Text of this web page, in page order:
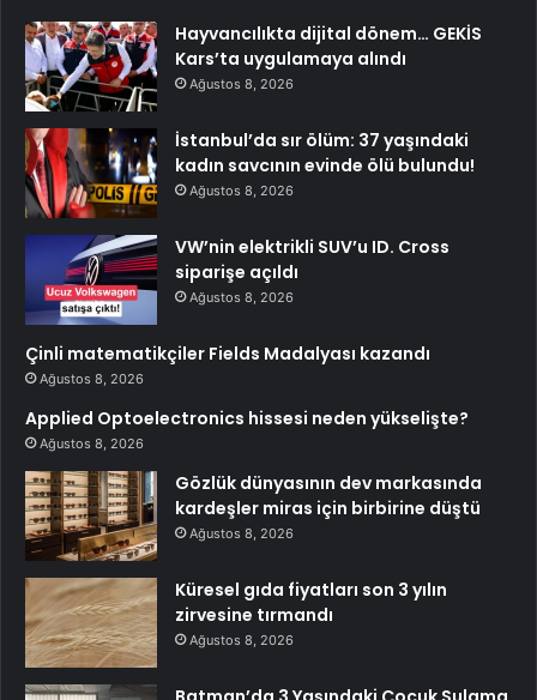
Hayvancılıkta dijital dönem… GEKİS
Kars’ta uygulamaya alındı
Ağustos 8, 2026
İstanbul’da sır ölüm: 37 yaşındaki
kadın savcının evinde ölü bulundu!
Ağustos 8, 2026
VW’nin elektrikli SUV’u ID. Cross
siparişe açıldı
Ağustos 8, 2026
Çinli matematikçiler Fields Madalyası kazandı
Ağustos 8, 2026
Applied Optoelectronics hissesi neden yükselişte?
Ağustos 8, 2026
Gözlük dünyasının dev markasında
kardeşler miras için birbirine düştü
Ağustos 8, 2026
Küresel gıda fiyatları son 3 yılın
zirvesine tırmandı
Ağustos 8, 2026